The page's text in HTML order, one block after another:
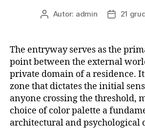
AutorAutor: admin
Data
21
The entryway serves as the
point between the external
private domain of a residence.
zone that dictates the initial
anyone crossing the threshold,
choice of color palette a
architectural and psychological